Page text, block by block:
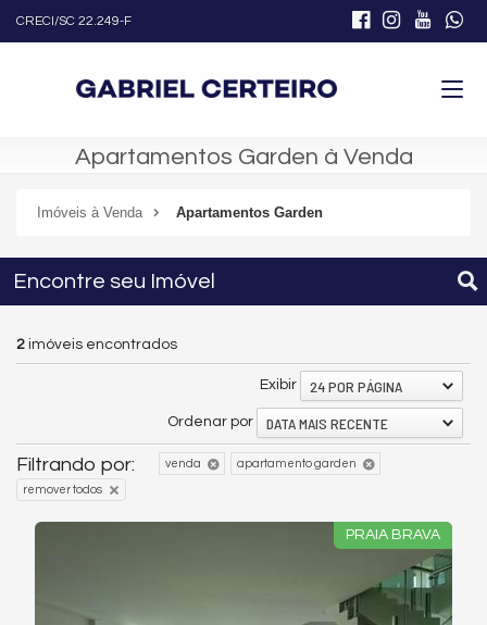
CRECI/SC 22.249-F
Apartamentos Garden à Venda
Imóveis à Venda Apartamentos Garden
Encontre seu Imóvel
2 imóveis encontrados
Exibir 24 POR PÁGINA
Ordenar por DATA MAIS RECENTE
Filtrando por: venda apartamento garden
remover todos
PRAIA BRAVA